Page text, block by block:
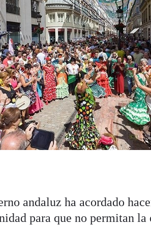
andaluz ha acordado
para que no permitan